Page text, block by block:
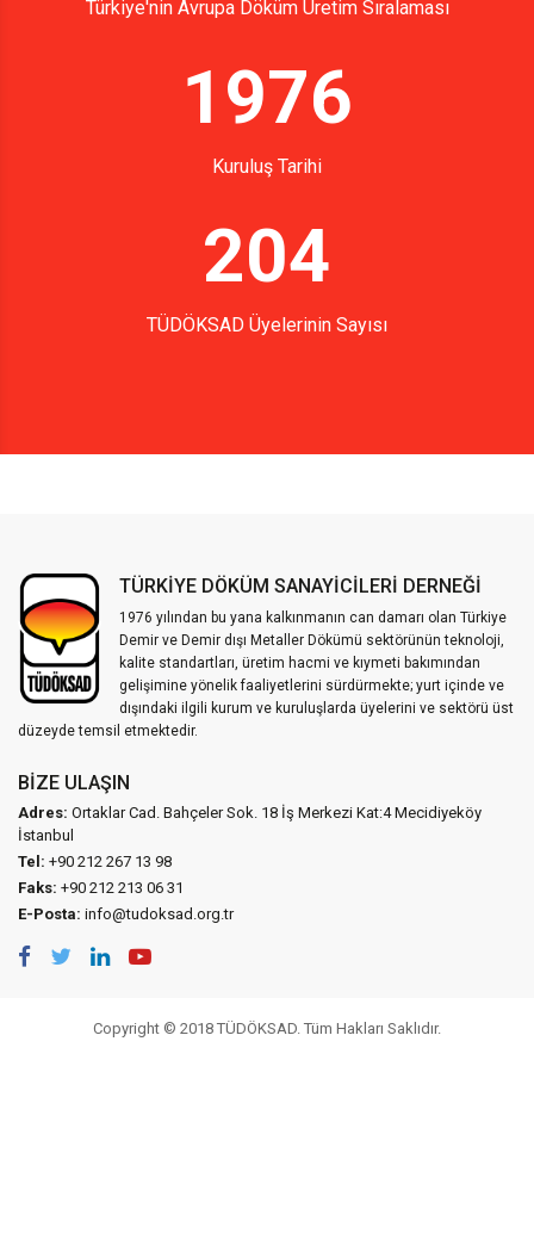
Türkiye'nin Avrupa Döküm Üretim Sıralaması
1976
Kuruluş Tarihi
204
TÜDÖKSAD Üyelerinin Sayısı
TÜRKİYE DÖKÜM SANAYİCİLERİ DERNEĞİ
1976 yılından bu yana kalkınmanın can damarı olan Türkiye
Demir ve Demir dışı Metaller Dökümü sektörünün teknoloji,
kalite standartları, üretim hacmi ve kıymeti bakımından
gelişimine yönelik faaliyetlerini sürdürmekte; yurt içinde ve
dışındaki ilgili kurum ve kuruluşlarda üyelerini ve sektörü üst
düzeyde temsil etmektedir.
BIZE ULAŞIN
Adres: Ortaklar Cad. Bahçeler Sok. 18 İş Merkezi Kat:4 Mecidiyeköy
İstanbul
Tel: +90 212 267 13 98
Faks: +90 212 213 06 31
E-Posta: info@tudoksad.org.tr
Copyright © 2018 TÜDÖKSAD. Tüm Hakları Saklıdır.